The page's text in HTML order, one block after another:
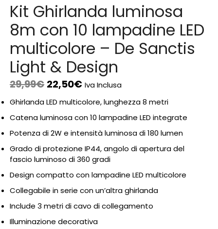
Kit Ghirlanda luminosa
8m con 10 lampadine LED
multicolore – De Sanctis
Light & Design
29,99€ 22,50€ Iva Inclusa
Ghirlanda LED multicolore, lunghezza 8 metri
Catena luminosa con 10 lampadine LED integrate
Potenza di 2W e intensità luminosa di 180 lumen
Grado di protezione IP44, angolo di apertura del
fascio luminoso di 360 gradi
Design compatto con lampadine LED multicolore
Collegabile in serie con un’altra ghirlanda
Include 3 metri di cavo di collegamento
Illuminazione decorativa